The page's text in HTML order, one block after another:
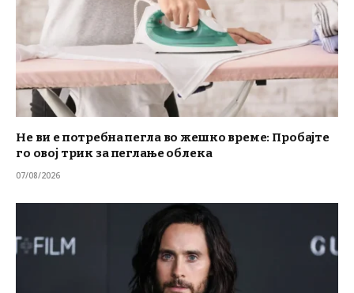
Не ви е потребна пегла во жешко време: Пробајте
го овој трик за пеглање облека
07/08/2026